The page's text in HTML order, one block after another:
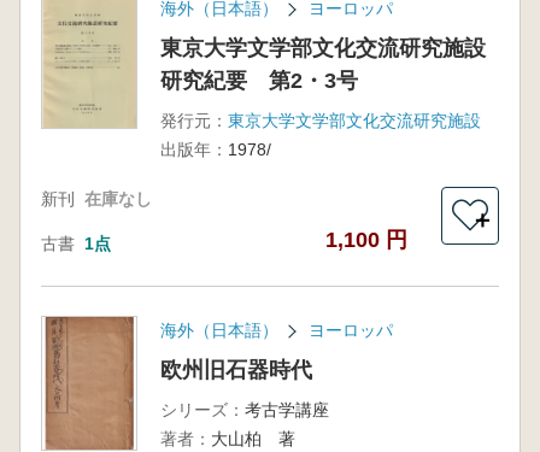
海外（日本語） ヨーロッパ
東京大学文学部文化交流研究施設
研究紀要 第2・3号
発行元： 東京大学文学部文化交流研究施設
出版年： 1978/
新刊 在庫なし
古書 1点 1,100 円
＋
海外（日本語） ヨーロッパ
欧州旧石器時代
シリーズ： 考古学講座
著者： 大山柏 著